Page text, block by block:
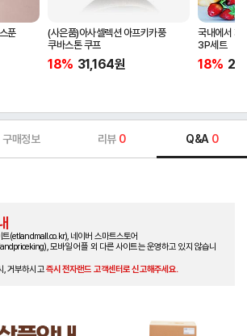
푼
(사은품)아사셀렉션 아프키카풍
쿠바스톤 쿠프
18% 31,164원
국내에서 제
3P세트
18%
구매정보 리뷰 0 Q&A 0
(etlandmall.co.kr), 네이버 스마트스토어
모바일 어플 외 다른 사이트는 운영하고 있지 않습니
, 거부하시고즉시 전자랜드 고객센터로 신고해주세요.